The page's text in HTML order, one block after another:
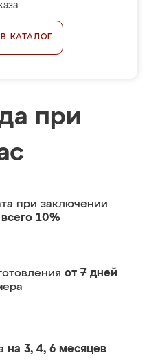
КАТАЛОГ
при
при заключении
всего 10%
от 7 дней
на 3, 4, 6 месяцев